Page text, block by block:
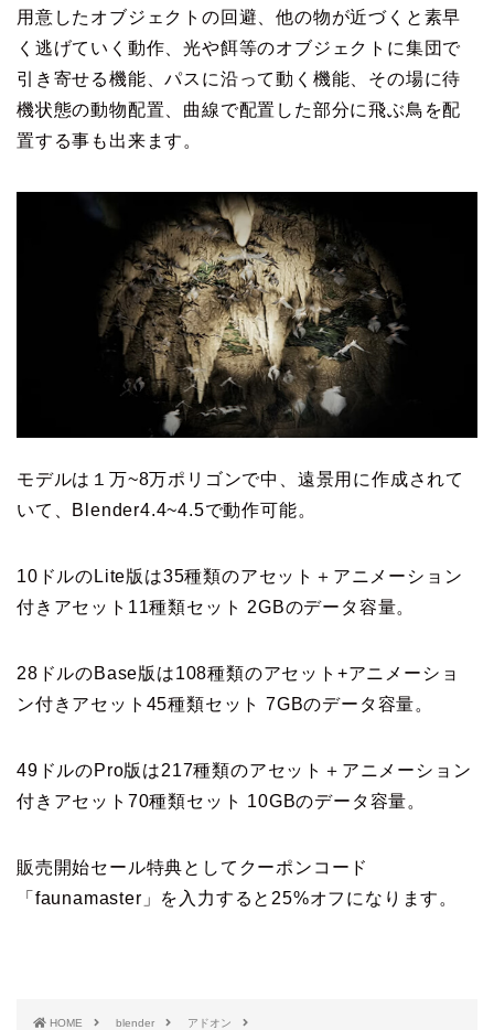
用意したオブジェクトの回避、他の物が近づくと素早
く逃げていく動作、光や餌等のオブジェクトに集団で
引き寄せる機能、パスに沿って動く機能、その場に待
機状態の動物配置、曲線で配置した部分に飛ぶ鳥を配
置する事も出来ます。
モデルは１万~8万ポリゴンで中、遠景用に作成されて
いて、Blender4.4~4.5で動作可能。
10ドルのLite版は35種類のアセット＋アニメーション
付きアセット11種類セット 2GBのデータ容量。
28ドルのBase版は108種類のアセット+アニメーショ
ン付きアセット45種類セット 7GBのデータ容量。
49ドルのPro版は217種類のアセット＋アニメーション
付きアセット70種類セット 10GBのデータ容量。
販売開始セール特典としてクーポンコード
「faunamaster」を入力すると25%オフになります。
HOME blender
アドオン